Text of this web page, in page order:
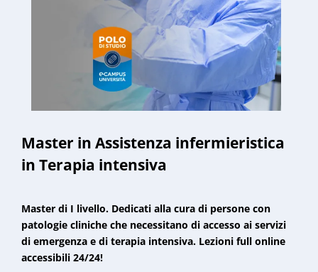
Master in Assistenza infermieristica
in Terapia intensiva
Master di I livello. Dedicati alla cura di persone con
patologie cliniche che necessitano di accesso ai servizi
di emergenza e di terapia intensiva. Lezioni full online
accessibili 24/24!